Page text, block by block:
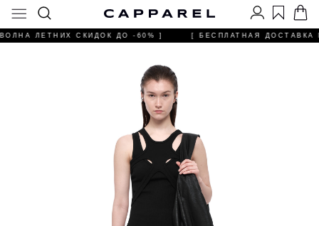
ЛЕТНИХ СКИДОК ДО -60% ] [ БЕСПЛАТНАЯ ДОСТАВКА